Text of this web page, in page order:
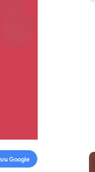
บน Google